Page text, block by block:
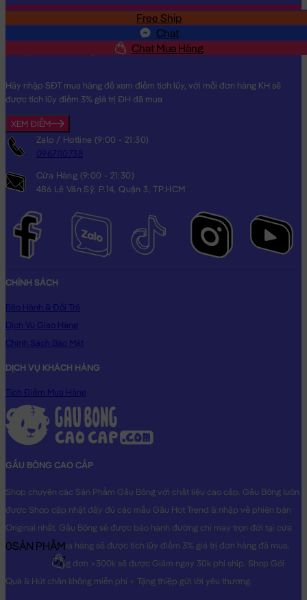
Gấu Bông Chim Cánh Cụt Cosplay
Free Ship
Chat
Chat Mua Hàng
Hãy nhập SĐT mua hàng để xem điểm tích lũy, với mỗi đơn hàng KH sẽ
được tích lũy điểm 3% giá trị ĐH đã mua
XEM ĐIỂM
Zalo / Hotline (9:00 - 21:30)
0967110738
Cửa Hàng (9:00 - 21:30)
486 Lê Văn Sỹ, P.14, Quận 3, TP.HCM
CHÍNH SÁCH
Bảo Hành & Đổi Trả
Dịch Vụ Giao Hàng
Chính Sách Bảo Mật
DỊCH VỤ KHÁCH HÀNG
Tích Điểm Mua Hàng
GẤU BÔNG CAO CẤP
Shop chuyên các Sản Phẩm Gấu Bông với chất liệu cao cấp. Gấu Bông luôn
được Shop cập nhật đầy đủ các mẫu Gấu Hot Trend & nhập về phiên bản
Original nhất. Gấu Bông sẽ được bảo hành đường chỉ may trọn đời tại cửa
hàng, Khách mua hàng sẽ được tích lũy điểm 3% giá trị đơn hàng đã mua.
Khách mua hàng đơn >300k sẽ được Giảm ngay 30k phí ship. Shop Gói
Quà & Hút chân không miễn phí + Tặng thiệp gửi lời yêu thương.
0SẢN PHẨM
0₫